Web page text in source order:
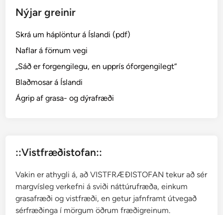
á
i
n
a
Nýjar greinir
Skrá um háplöntur á Íslandi (pdf)
Naflar á förnum vegi
„Sáð er forgengilegu, en upprís óforgengilegt“
Blaðmosar á Íslandi
Ágrip af grasa- og dýrafræði
::Vistfræðistofan::
Vakin er athygli á, að VISTFRÆÐISTOFAN tekur að sér
margvísleg verkefni á sviði náttúrufræða, einkum
grasafræði og vistfræði, en getur jafnframt útvegað
sérfræðinga í mörgum öðrum fræðigreinum.